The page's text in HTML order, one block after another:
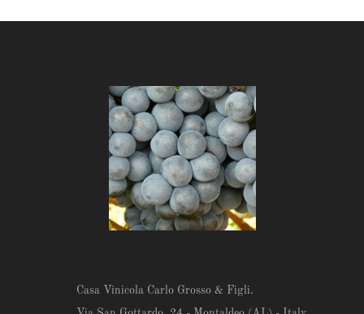
Casa Vinicola Carlo Grosso & Figli.